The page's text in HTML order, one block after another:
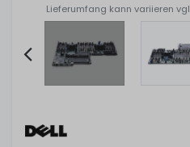
Lieferumfang kann variieren
of